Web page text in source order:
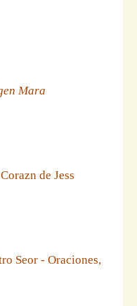
Mara
de Jess
Seor - Oraciones,